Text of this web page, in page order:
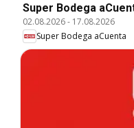
Super Bodega
02.08.2026- 17.08.2026
Super Bodega aCuenta